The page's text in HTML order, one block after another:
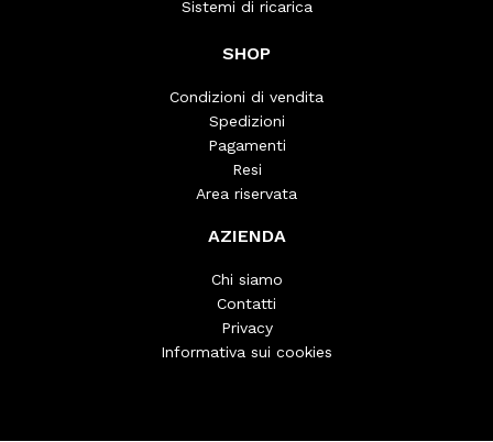
Sistemi di ricarica
SHOP
Condizioni di vendita
Spedizioni
Pagamenti
Resi
Area riservata
AZIENDA
Chi siamo
Contatti
Privacy
Informativa sui cookies